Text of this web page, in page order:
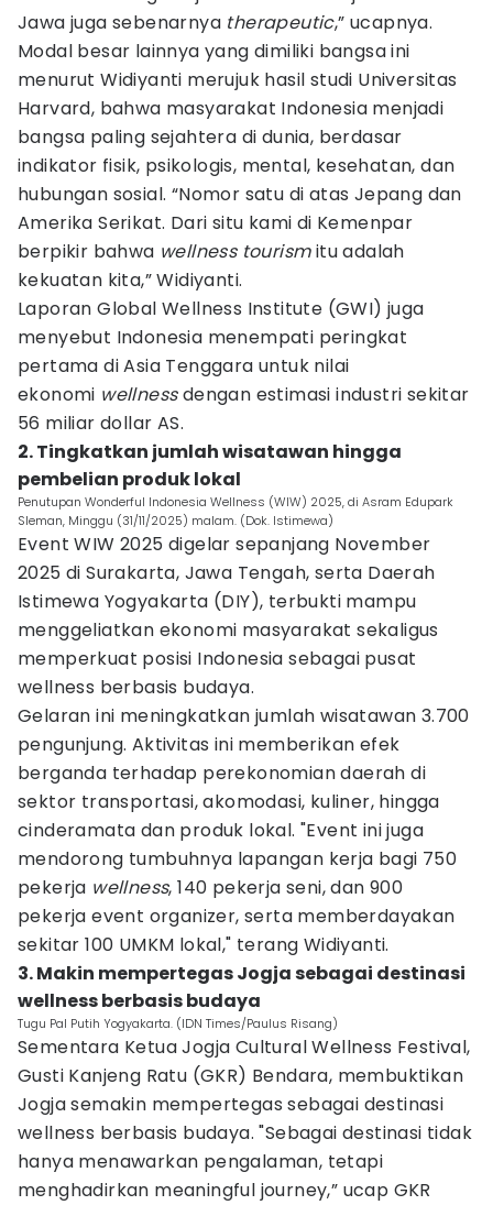
Jawa juga sebenarnya therapeutic,” ucapnya.
Modal besar lainnya yang dimiliki bangsa ini
menurut Widiyanti merujuk hasil studi Universitas
Harvard, bahwa masyarakat Indonesia menjadi
bangsa paling sejahtera di dunia, berdasar
indikator fisik, psikologis, mental, kesehatan, dan
hubungan sosial. “Nomor satu di atas Jepang dan
Amerika Serikat. Dari situ kami di Kemenpar
berpikir bahwa wellness tourismitu adalah
kekuatan kita,” Widiyanti.
Laporan Global Wellness Institute (GWI) juga
menyebut Indonesia menempati peringkat
pertama di Asia Tenggara untuk nilai
ekonomi wellnessdengan estimasi industri sekitar
56 miliar dollar AS.
2. Tingkatkan jumlah wisatawan hingga
pembelian produk lokal
Penutupan Wonderful Indonesia Wellness (WIW) 2025, di Asram Edupark
Sleman, Minggu (31/11/2025) malam. (Dok. Istimewa)
Event WIW 2025 digelar sepanjang November
2025 di Surakarta, Jawa Tengah, serta Daerah
Istimewa Yogyakarta (DIY), terbukti mampu
menggeliatkan ekonomi masyarakat sekaligus
memperkuat posisi Indonesia sebagai pusat
wellness berbasis budaya.
Gelaran ini meningkatkan jumlah wisatawan 3.700
pengunjung. Aktivitas ini memberikan efek
berganda terhadap perekonomian daerah di
sektor transportasi, akomodasi, kuliner, hingga
cinderamata dan produk lokal. "Event ini juga
mendorong tumbuhnya lapangan kerja bagi 750
pekerja wellness, 140 pekerja seni, dan 900
pekerja event organizer, serta memberdayakan
sekitar 100 UMKM lokal," terang Widiyanti.
3. Makin mempertegas Jogja sebagai destinasi
wellness berbasis budaya
Tugu Pal Putih Yogyakarta. (IDN Times/Paulus Risang)
Sementara Ketua Jogja Cultural Wellness Festival,
Gusti Kanjeng Ratu (GKR) Bendara, membuktikan
Jogja semakin mempertegas sebagai destinasi
wellness berbasis budaya. "Sebagai destinasi tidak
hanya menawarkan pengalaman, tetapi
menghadirkan meaningful journey,” ucap GKR